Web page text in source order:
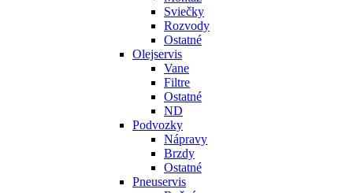
Sviečky
Rozvody
Ostatné
Olejservis
Vane
Filtre
Ostatné
ND
Podvozky
Nápravy
Brzdy
Ostatné
Pneuservis